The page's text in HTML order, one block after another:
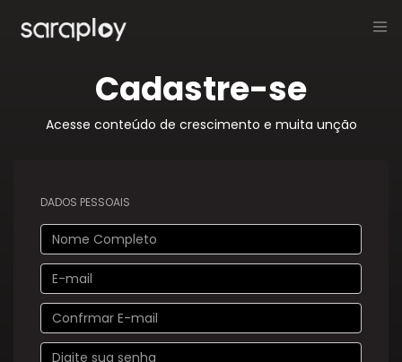
Cadastre-se
Acesse conteúdo de crescimento e muita unção
DADOS PESSOAIS